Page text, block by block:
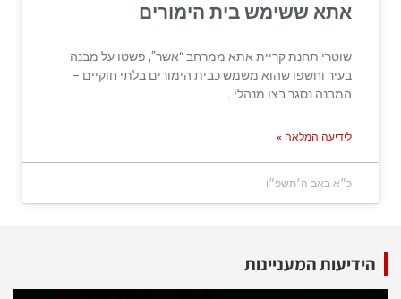
אתא ששימש בית הימורים
שוטרי תחנת קריית אתא ממרחב “אשר”, פשטו על מבנה
בעיר וחשפו שהוא משמש כבית הימורים בלתי חוקיים –
המבנה נסגר בצו מנהלי .
לידיעה המלאה »
כ״א באב ה׳תשפ״ו
הידיעות המעניינות